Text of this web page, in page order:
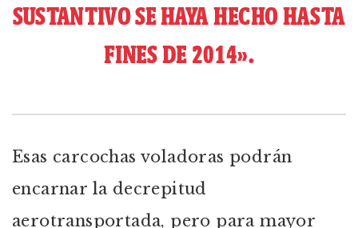
SUSTANTIVO SE HAYA HECHO HASTA
FINES DE 2014».
Esas carcochas voladoras podrán
encarnar la decrepitud
aerotransportada, pero para mayor